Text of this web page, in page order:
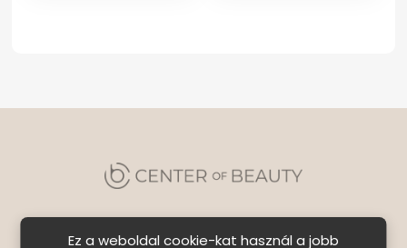
Ez a weboldal cookie-kat használ a jobb